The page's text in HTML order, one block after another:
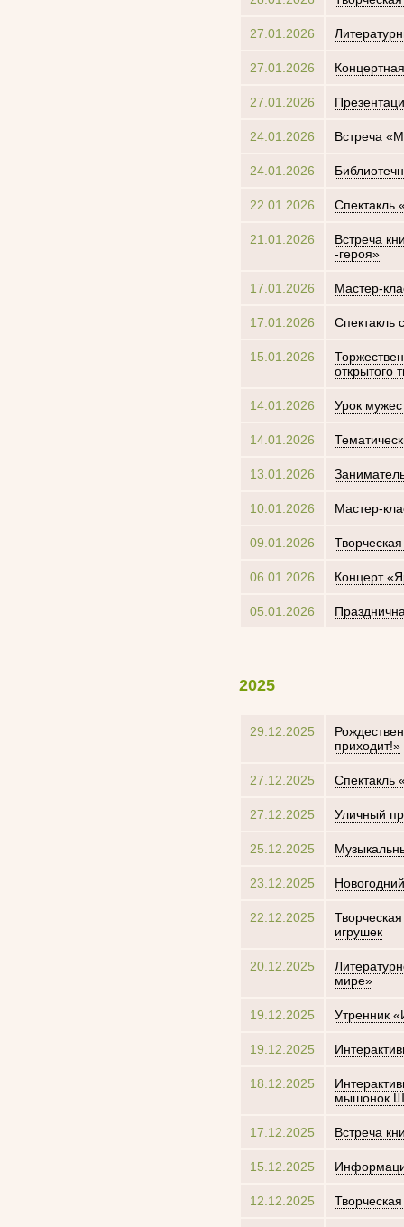
27.01.2026
27.01.2026
27.01.2026
24.01.2026 Встреча
24.01.2026
22.01.2026 Спектакль
21.01.2026
Встреча
-героя»
17.01.2026 Мастер-
17.01.2026 Спектакль
15.01.2026
открытого
14.01.2026 Урок
14.01.2026
13.01.2026
10.01.2026 Мастер-
09.01.2026
06.01.2026 Концерт
05.01.2026
2025
29.12.2025
приходит!»
27.12.2025 Спектакль
27.12.2025 Уличный
25.12.2025
23.12.2025
22.12.2025
игрушек
20.12.2025
мире»
19.12.2025 Утренник
19.12.2025
18.12.2025
мышонок
17.12.2025 Встреча
15.12.2025
12.12.2025